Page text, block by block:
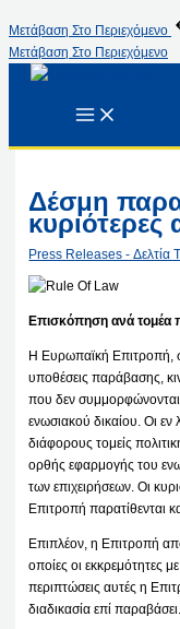
Μετάβαση Στο Περιεχόμενο
Μετάβαση Στο Περιεχόμενο
Δέσμη
κυριότερες
Press Releases - Δελτία
Επισκόπηση ανά τομέα
Η Ευρωπαϊκή Επιτροπή,
υποθέσεις παράβασης,
που δεν συμμορφώνονται
ενωσιακού δικαίου. Οι
διάφορους τομείς
ορθής εφαρμογής του
των επιχειρήσεων. Οι
Επιτροπή παρατίθενται
Επιπλέον, η Επιτροπή
οποίες οι εκκρεμότητες
περιπτώσεις αυτές η
διαδικασία επί παραβάσει.